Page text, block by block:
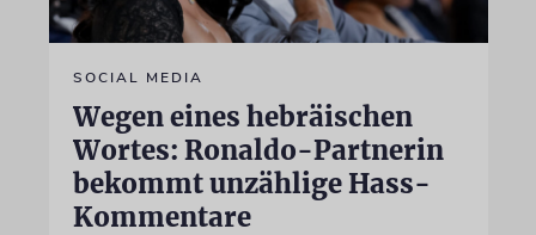
SOCIAL MEDIA
Wegen eines hebräischen
Wortes: Ronaldo-Partnerin
bekommt unzählige Hass-
Kommentare